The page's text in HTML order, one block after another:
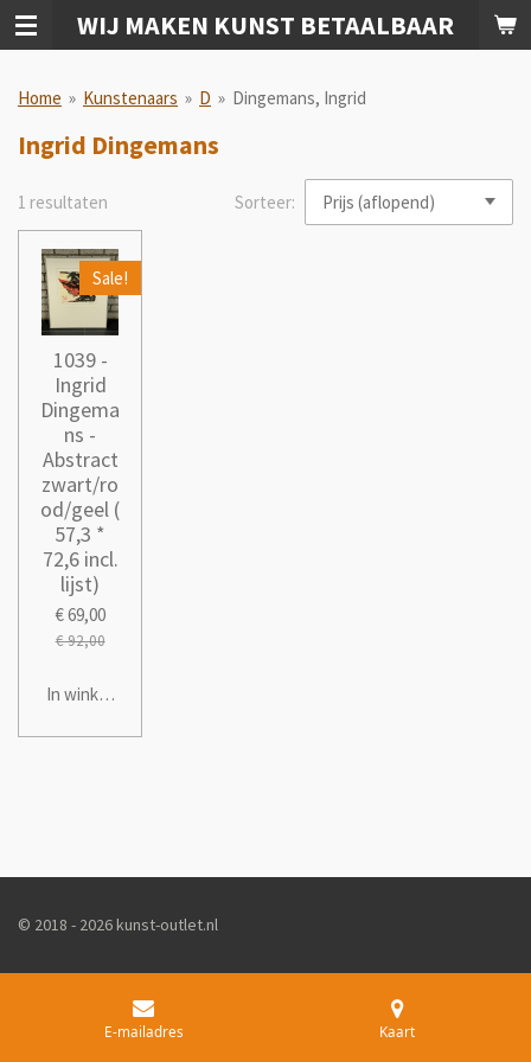
Ga
direct
de
WIJ MAKEN KUNST BETAALBAAR
Home » Kunstenaars » D » Dingemans, Ingrid
Ingrid Dingemans
1 resultaten Sorteer:
Sale!
1039 -
Ingrid
Dingema
ns -
Abstract
zwart/ro
od/geel (
57,3 *
72,6 incl.
lijst)
€ 69,00
€ 92,00
In winkelwagen
© 2018 - 2026 kunst-outlet.nl
E-mailadres Kaart